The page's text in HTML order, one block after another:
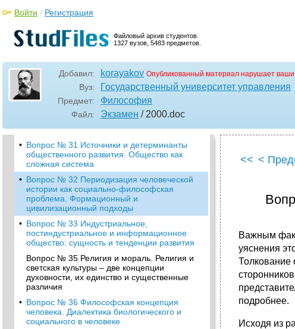
Файловый архив студентов.
1327 вузов, 5483 предметов.
Войти / Регистрация
Добавил: korayakov Опубликованный материал нарушает ваши
Вуз: Государственный университет управления
Предмет: Философия
Файл: Экзамен / 2000.doc
• Вопрос № 27 Диалектический принцип
перехода количественных изменений в
качественные
отрицания
• Вопрос № 29 Основные категория
диалектики и их роль в познании
• Вопрос № 30 Понятие культуры, ее
сущность, динамика, исторический характер
Генезис Культуры
• Вопрос № 31 Источники и детерминанты
общественного развития. Общество как
сложная система
• Вопрос № 32 Периодизация человеческой
истории как социально-философская
проблема. Формационный и
цивилизационный подходы
• Вопрос № 33 Индустриальное,
постиндустриальное и информационное
общество: сущность и тенденции развития
Вопрос № 35 Религия и мораль. Религия и
светская культуры – две концепции
духовности, их единство и существенные
различия
• Вопрос № 36 Философская концепция
человека. Диалектика биологического и
социального в человеке
<< <
Важным
уяснения
Толкование
подробнее.
Исходя из